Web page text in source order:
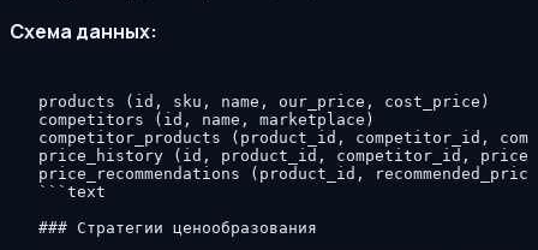
Схема данных:
products (id, sku, name, our_price, cost_price)
competitors (id, name, marketplace)
competitor_products (product_id, competitor_id,
price_history (id, product_id, competitor_id, price,
price_recommendations (product_id,
```text
### Стратегии ценообразования